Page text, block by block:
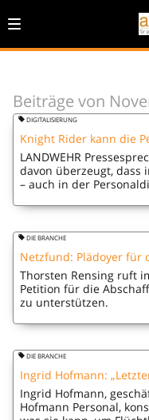
Beiträge von
DIGITALISIERUNG
Knight Rider kann die
LANDWEHR
davon überzeugt, dass
– auch in der
kommunizieren wir
Gesprächspartnern in…
DIE BRANCHE
Netzfund: Plädoyer für
Thorsten Rensing ruft
Petition für die
zu unterstützen.
DIE BRANCHE
Ingrid Hofmann:
Ingrid Hofmann,
Hofmann Personal,